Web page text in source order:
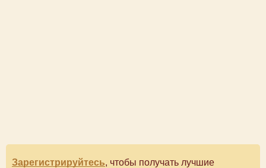
Зарегистрируйтесь, чтобы получать лучшие